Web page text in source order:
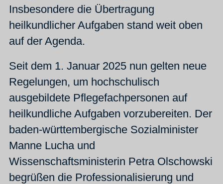
Insbesondere die Übertragung
heilkundlicher Aufgaben stand weit oben
auf der Agenda.
Seit dem 1. Januar 2025 nun gelten neue
Regelungen, um hochschulisch
ausgebildete Pflegefachpersonen auf
heilkundliche Aufgaben vorzubereiten. Der
baden-württembergische Sozialminister
Manne Lucha und
Wissenschaftsministerin Petra Olschowski
begrüßen die Professionalisierung und